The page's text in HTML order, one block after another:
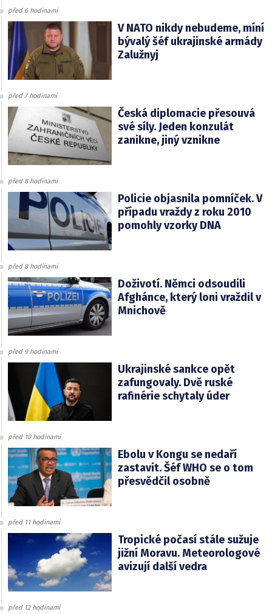
před 6 hodinami
V NATO nikdy nebudeme, míní
bývalý šéf ukrajinské armády
Zalužnyj
před 7 hodinami
Česká diplomacie přesouvá
své síly. Jeden konzulát
zanikne, jiný vznikne
před 8 hodinami
Policie objasnila pomníček. V
případu vraždy z roku 2010
pomohly vzorky DNA
před 8 hodinami
Doživotí. Němci odsoudili
Afghánce, který loni vraždil v
Mnichově
před 9 hodinami
Ukrajinské sankce opět
zafungovaly. Dvě ruské
rafinérie schytaly úder
před 10 hodinami
Ebolu v Kongu se nedaří
zastavit. Šéf WHO se o tom
přesvědčil osobně
před 11 hodinami
Tropické počasí stále sužuje
jižní Moravu. Meteorologové
avizují další vedra
před 12 hodinami